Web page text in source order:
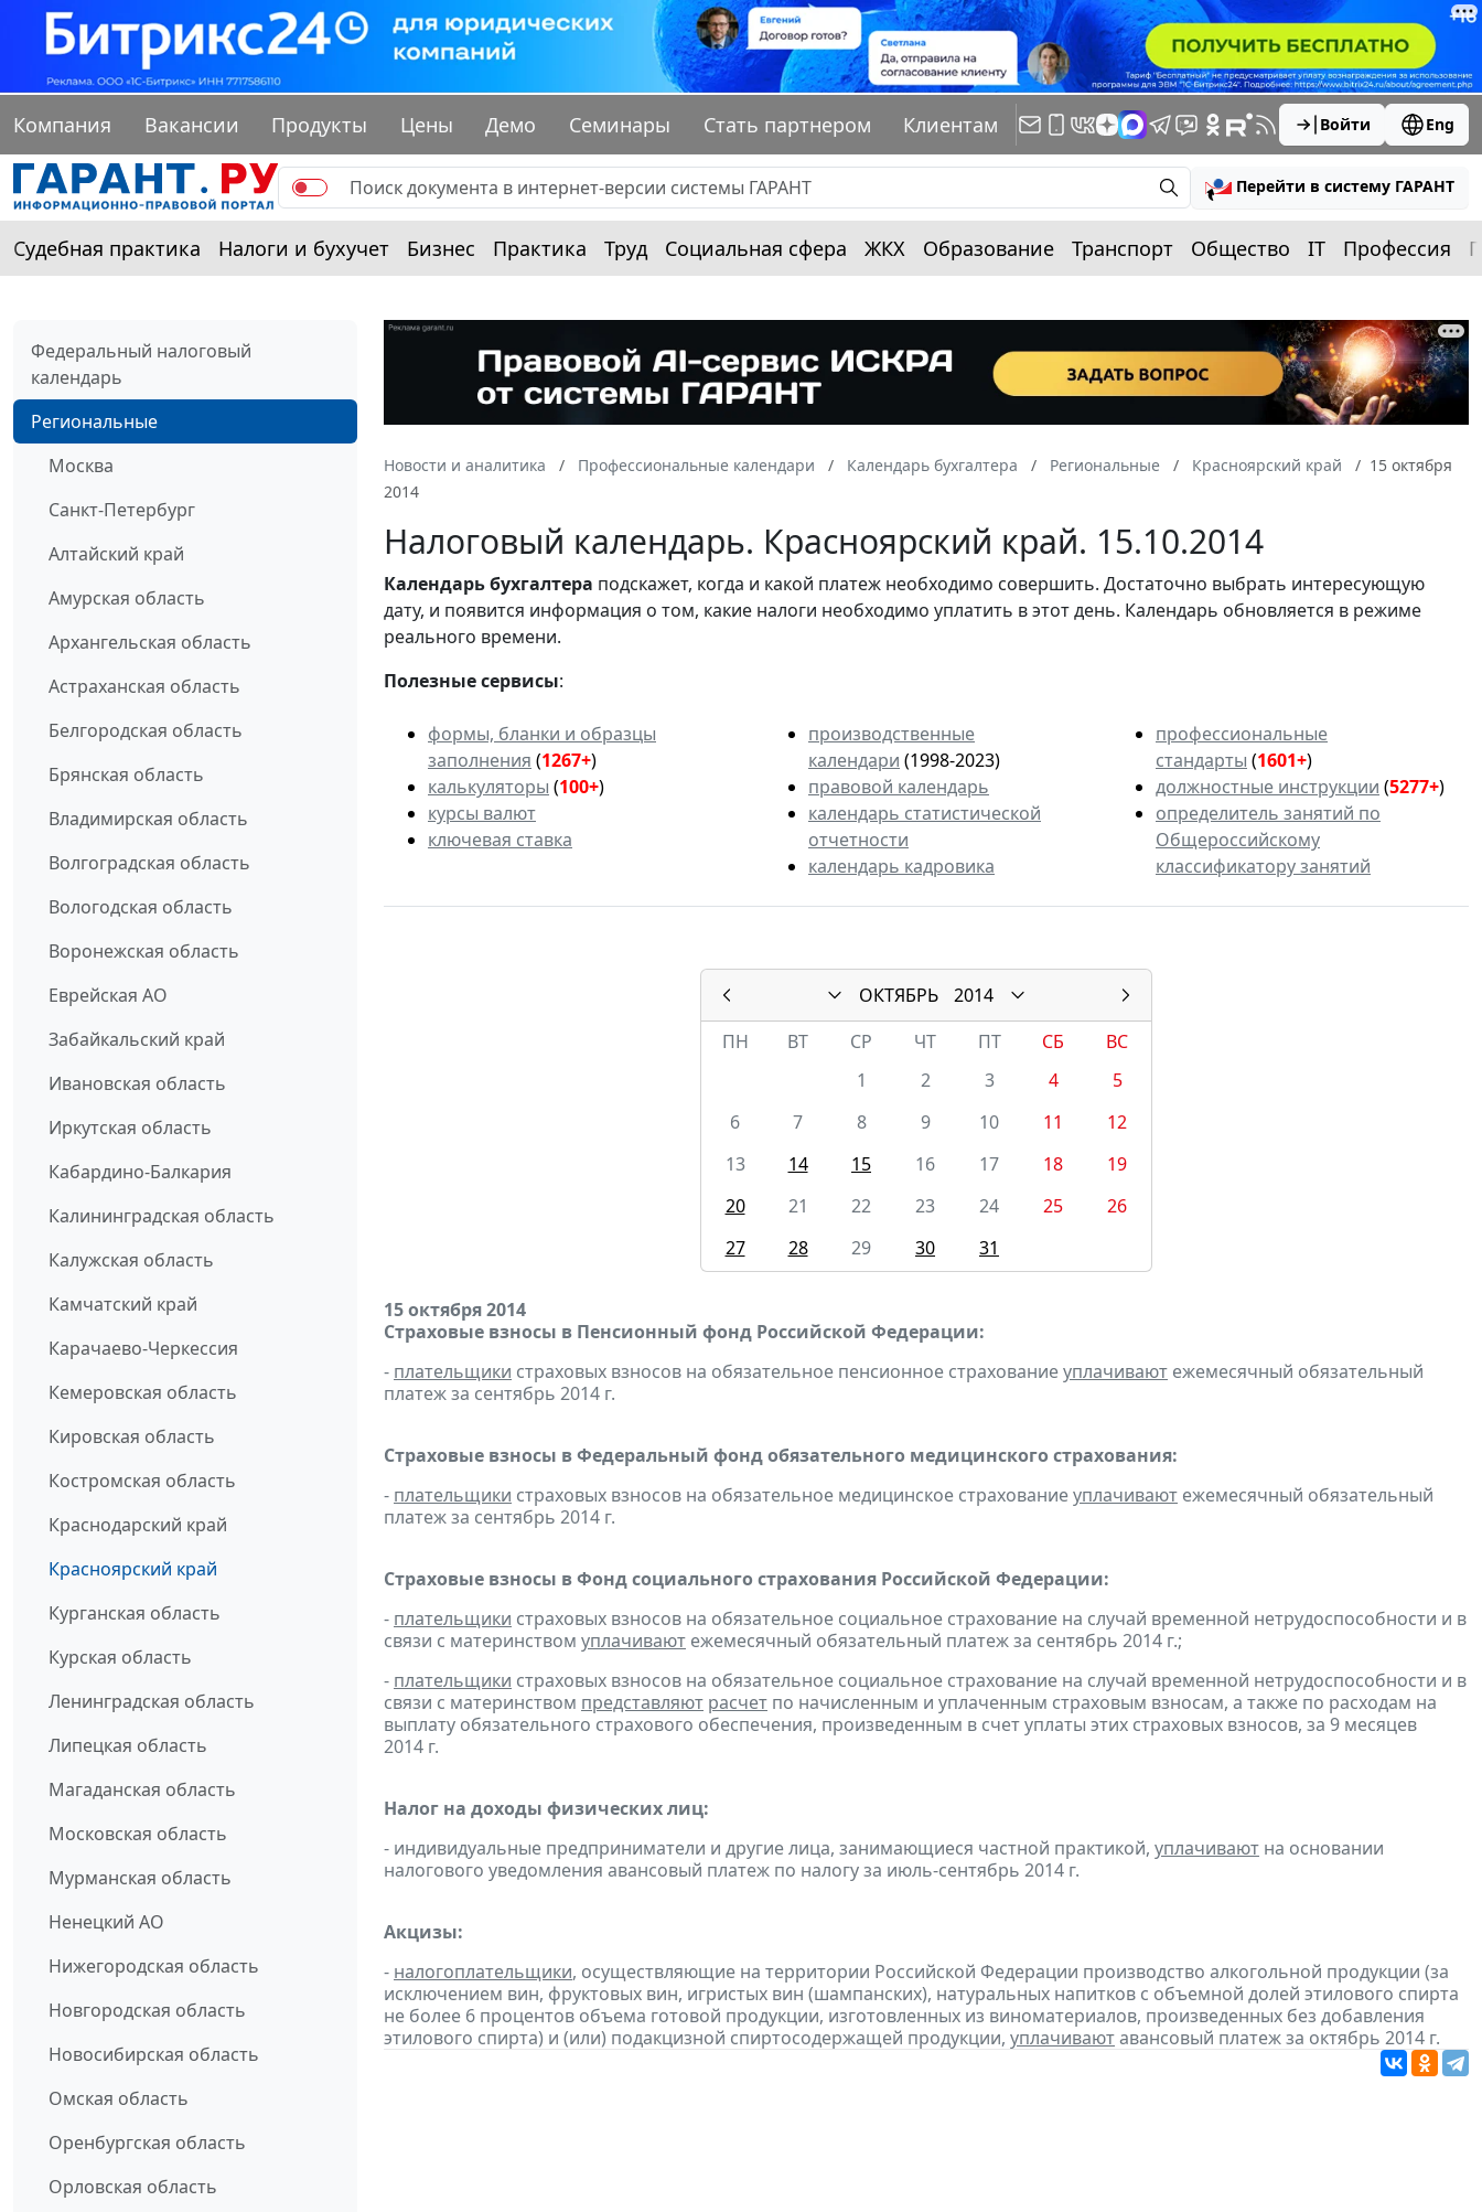
Компания Вакансии Продукты Цены Демо Семинары Стать партнером Клиентам Войти Eng
Перейти в систему ГАРАНТ
Судебная практика Налоги и бухучет Бизнес Практика Труд Социальная сфера ЖКХ Образование Транспорт Общество IT Профессия
Федеральный налоговый
календарь
Региональные
Москва
Санкт-Петербург
Алтайский край
Амурская область
Архангельская область
Астраханская область
Белгородская область
Брянская область
Владимирская область
Волгоградская область
Вологодская область
Воронежская область
Еврейская АО
Забайкальский край
Ивановская область
Иркутская область
Кабардино-Балкария
Калининградская область
Калужская область
Камчатский край
Карачаево-Черкессия
Кемеровская область
Кировская область
Костромская область
Краснодарский край
Красноярский край
Курганская область
Курская область
Ленинградская область
Липецкая область
Магаданская область
Московская область
Мурманская область
Ненецкий АО
Нижегородская область
Новгородская область
Новосибирская область
Омская область
Оренбургская область
Орловская область
Новости и аналитика Профессиональные календари Календарь бухгалтера Региональные Красноярский край
15 октября
2014
Налоговый календарь. Красноярский край. 15.10.2014
Календарьбухгалтера подскажет, когда и какой платеж необходимо совершить. Достаточно выбрать интересующую
дату, и появится информация о том, какие налоги необходимо уплатить в этот день. Календарь обновляется в режиме
реального времени.
Полезные сервисы:
формы, бланки и образцы
заполнения (1267+)
калькуляторы (100+)
курсы валют
ключевая ставка
производственные
календари (1998-2023)
правовой календарь
календарь статистической
отчетности
календарь кадровика
профессиональные
стандарты (1601+)
должностные инструкции (5277+)
определитель занятий по
Общероссийскому
классификатору занятий
ОКТЯБРЬ
2014
ПН
ВТ СР ЧТ ПТ СБ
ВС
1
2 3 4
5
6
7 8 9 10 11
12
13
14 15 16 17 18
19
20
21 22 23 24 25
26
27
28 29 30 31
15 октября 2014
Страховые взносы в Пенсионный фонд Российской Федерации:
- плательщики страховых взносов на обязательное пенсионное страхованиеуплачивают ежемесячный обязательный
платеж за сентябрь 2014 г.
Страховые взносы в Федеральный фонд обязательного медицинского страхования:
- плательщики страховых взносов на обязательное медицинское страхованиеуплачивают ежемесячный обязательный
платеж за сентябрь 2014 г.
Страховые взносы в Фонд социального страхования Российской Федерации:
- плательщики страховых взносов на обязательное социальное страхование на случай временной нетрудоспособности и в
связи с материнством уплачивают ежемесячный обязательный платеж за сентябрь 2014 г.;
- плательщики страховых взносов на обязательное социальное страхование на случай временной нетрудоспособности и в
связи с материнством представляют расчет по начисленным и уплаченным страховым взносам, а также по расходам на
выплату обязательного страхового обеспечения, произведенным в счет уплаты этих страховых взносов, за 9 месяцев
2014 г.
Налог на доходы физических лиц:
- индивидуальные предприниматели и другие лица, занимающиеся частной практикой, уплачивают на основании
налогового уведомления авансовый платеж по налогу за июль-сентябрь 2014 г.
Акцизы:
- налогоплательщики, осуществляющие на территории Российской Федерации производство алкогольной продукции (за
исключением вин, фруктовых вин, игристых вин (шампанских), натуральных напитков с объемной долей этилового спирта
не более 6 процентов объема готовой продукции, изготовленных из виноматериалов, произведенных без добавления
этилового спирта) и (или) подакцизной спиртосодержащей продукции, уплачиваютавансовый платеж за октябрь 2014 г.